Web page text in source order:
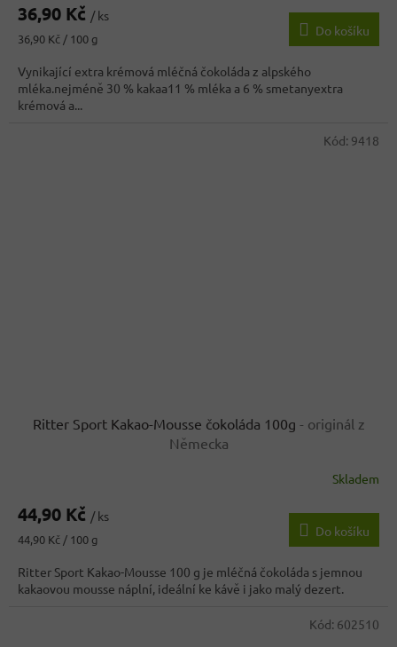
produktu
4,2
z
5
hvězdiček.
36,90 Kč / ks
Měrná
36,90 Kč / 100 g
Do košíku
Vynikající extra krémová mléčná čokoláda z alpského
mléka.nejméně 30 % kakaa11 % mléka a 6 % smetanyextra
krémová a...
Ritter Sport Kakao-Mousse čokoláda 100g - originál z
Německa
produktu
4,1
z
5
hvězdiček.
Skladem
44,90 Kč / ks
Měrná
44,90 Kč / 100 g
Do košíku
Ritter Sport Kakao-Mousse 100 g je mléčná čokoláda s jemnou
kakaovou mousse náplní, ideální ke kávě i jako malý dezert.
Kód: 9418
Kód: 602510